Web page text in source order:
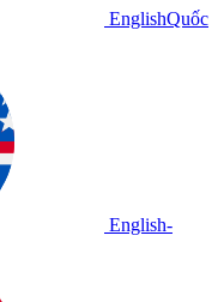
EnglishQuốc
English-